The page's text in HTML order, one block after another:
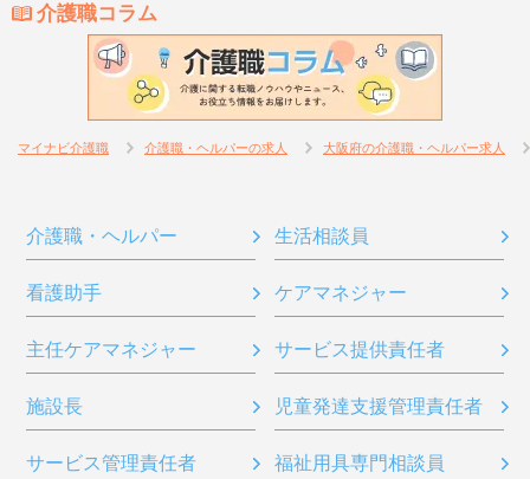
介護職コラム
マイナビ介護職 介護職・ヘルパーの求人 大阪府の介護職・ヘルパー求人
介護職・ヘルパー 生活相談員
看護助手 ケアマネジャー
主任ケアマネジャー サービス提供責任者
施設長 児童発達支援管理責任者
サービス管理責任者 福祉用具専門相談員